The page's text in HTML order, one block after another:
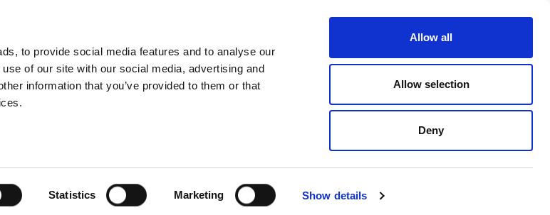
to provide social media features and to analyse our
of our site with our social media, advertising and
information that you’ve provided to them or that
Statistics Marketing Show details
Allow all
Allow selection
Deny